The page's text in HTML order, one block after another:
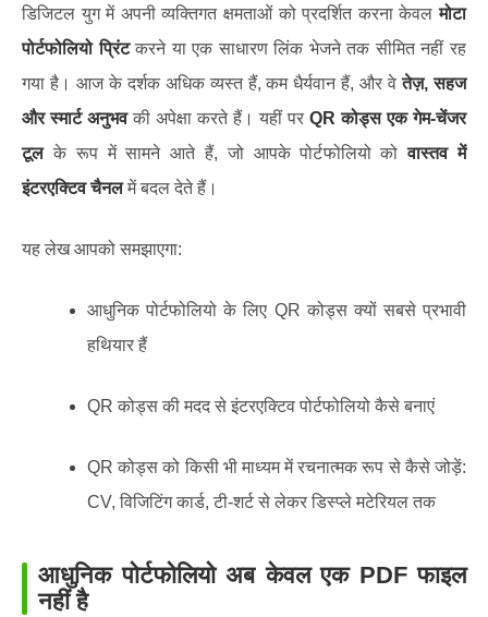
डिजिटल युग में अपनी व्यक्तिगत क्षमताओं को प्रदर्शित करना केवलमोटा
पोर्टफोलियो प्रिंटकरने या एक साधारण लिंक भेजने तक सीमित नहीं रह
गया है। आज के दर्शक अधिक व्यस्त हैं, कम धैर्यवान हैं, और वेतेज़, सहज
और स्मार्ट अनुभवकी अपेक्षा करते हैं। यहीं पर QR कोड्स एक गेम-चेंजर
टूलके रूप में सामने आते हैं, जो आपके पोर्टफोलियो कोवास्तव में
इंटरएक्टिव चैनलमें बदल देते हैं।
यह लेख आपको समझाएगा:
आधुनिक पोर्टफोलियो के लिए QR कोड्स क्यों सबसे प्रभावी
हथियार हैं
QR कोड्स की मदद से इंटरएक्टिव पोर्टफोलियो कैसे बनाएं
QR कोड्स को किसी भी माध्यम में रचनात्मक रूप से कैसे जोड़ें:
CV, विजिटिंग कार्ड, टी-शर्ट से लेकर डिस्प्ले मटेरियल तक
आधुनिक पोर्टफोलियो अब केवल एक PDF फाइल
नहीं है